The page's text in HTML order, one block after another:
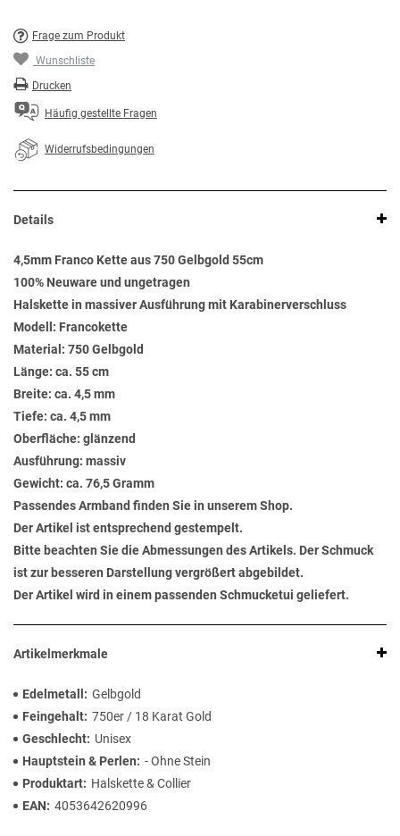
Frage zum Produkt
Wunschliste
Drucken
Häufig gestellte Fragen
Widerrufsbedingungen
Details
4,5mm Franco Kette aus 750 Gelbgold 55cm
100% Neuware und ungetragen
Halskette in massiver Ausführung mit Karabinerverschluss
Modell: Francokette
Material: 750 Gelbgold
Länge: ca. 55 cm
Breite: ca. 4,5 mm
Tiefe: ca. 4,5 mm
Oberfläche: glänzend
Ausführung: massiv
Gewicht: ca. 76,5 Gramm
Passendes Armband finden Sie in unserem Shop.
Der Artikel ist entsprechend gestempelt.
Bitte beachten Sie die Abmessungen des Artikels. Der Schmuck
ist zur besseren Darstellung vergrößert abgebildet.
Der Artikel wird in einem passenden Schmucketui geliefert.
Artikelmerkmale
Edelmetall
Gelbgold
Feingehalt 750er / 18 Karat Gold
Geschlecht
Unisex
Hauptstein & Perlen
- Ohne Stein
Produktart
Halskette & Collier
EAN
4053642620996